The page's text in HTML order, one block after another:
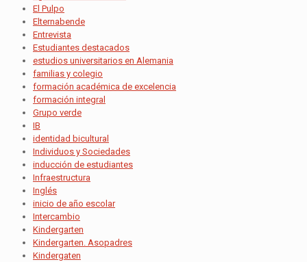
El Pulpo
Elternabende
Entrevista
Estudiantes destacados
estudios universitarios en Alemania
familias y colegio
formación académica de excelencia
formación integral
Grupo verde
IB
identidad bicultural
Individuos y Sociedades
inducción de estudiantes
Infraestructura
Inglés
inicio de año escolar
Intercambio
Kindergarten
Kindergarten. Asopadres
Kindergaten